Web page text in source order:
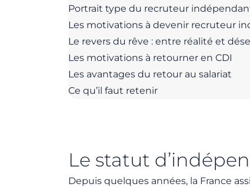
Portrait type du recruteur
Les motivations à devenir recruteur
Le revers du rêve : entre réalité et
Les motivations à retourner en CDI
Les avantages du retour au salariat
Ce qu’il faut retenir
Le statut
Depuis quelques années, la France